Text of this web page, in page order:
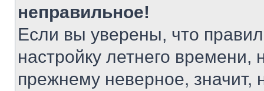
неправильное!
Если вы уверены, что
настройку летнего
прежнему неверное, значит,